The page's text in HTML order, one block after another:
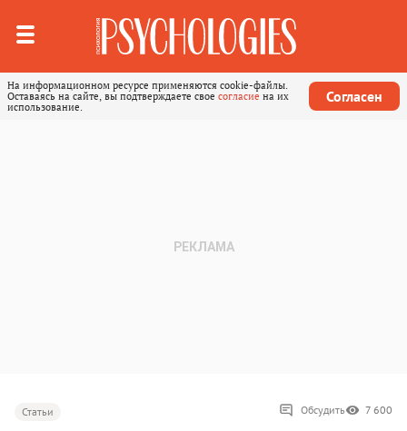
На информационном ресурсе применяются cookie-файлы.
Оставаясь на сайте, вы подтверждаете свое согласие на их
использование.
Согласен
Статьи Обсудить 7 600